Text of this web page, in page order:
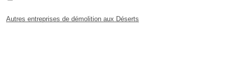
Autres entreprises de démolition aux Déserts